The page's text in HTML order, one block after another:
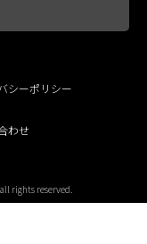
シーポリシー
わせ
rights reserved.